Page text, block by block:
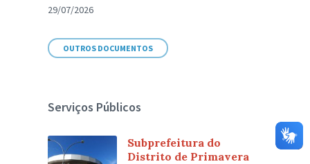
29/07/2026
OUTROS DOCUMENTOS
Serviços Públicos
Subprefeitura do
Distrito de Primavera